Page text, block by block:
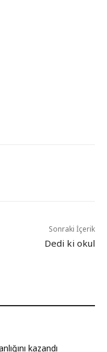
Sonraki İçerik
Dedi ki okul
kazandı